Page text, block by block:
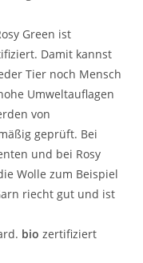
Green ist
Damit kannst
Tier noch Mensch
Umweltauflagen
von
geprüft. Bei
und bei Rosy
Wolle zum Beispiel
riecht gut und ist
bio zertifiziert